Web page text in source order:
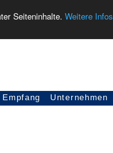
Seiteninhalte. Weitere Infos
Empfang Unternehmen